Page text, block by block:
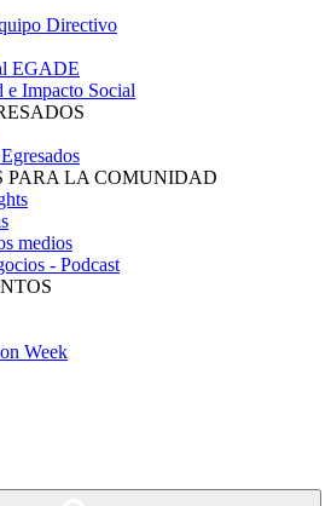
Directivo
EGADE
e Impacto Social
PARA LA COMUNIDAD
medios
- Podcast
Week